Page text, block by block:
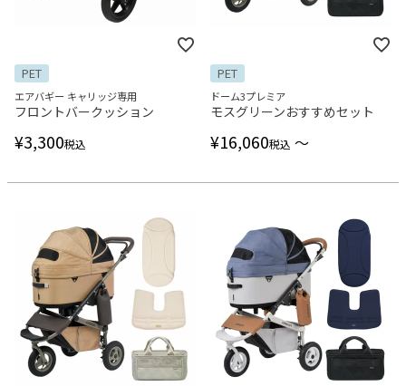
PET
エアバギー キャリッジ専用
フロントバークッション
¥3,300税込
PET
ドーム3プレミア
モスグリーンおすすめセット
¥16,060税込 〜